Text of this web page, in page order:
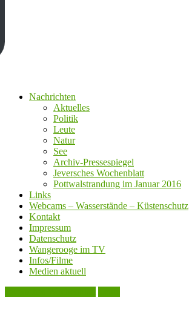
Nachrichten
Aktuelles
Politik
Leute
Natur
See
Archiv-Pressespiegel
Jeversches Wochenblatt
Pottwalstrandung im Januar 2016
Links
Webcams – Wasserstände – Küstenschutz
Kontakt
Impressum
Datenschutz
Wangerooge im TV
Infos/Filme
Medien aktuell